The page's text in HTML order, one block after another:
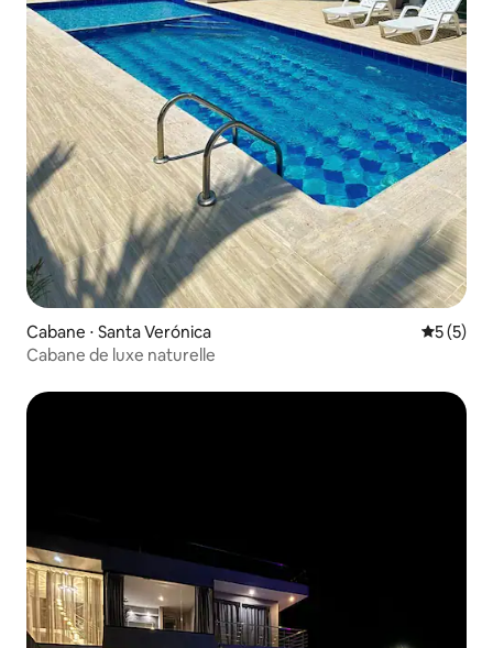
Cabane ⋅ Santa Verónica
5 (5)
Cabane de luxe naturelle